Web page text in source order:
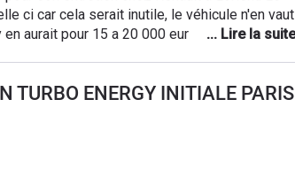
ci car cela serait inutile, le véhicule n'en vaut
aurait pour 15 a 20 000 euros de frais de
dit que le garagiste n'ayant pas de
pour moi. Je suis victime de ce problème
il semble qu'ils se fichent totalement de
marque ! Incapable de faire face à leurs
TURBO ENERGY INITIALE PARIS